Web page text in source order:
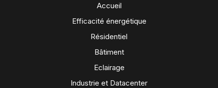
Accueil
Efficacité énergétique
Résidentiel
Bâtiment
Eclairage
Industrie et Datacenter